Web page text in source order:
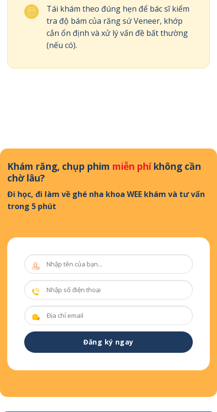
Tái khám theo đúng hẹn để bác sĩ kiểm
tra độ bám của răng sứ Veneer, khớp
cắn ổn định và xử lý vấn đề bất thường
(nếu có).
Khám răng, chụp phim miễn phíkhông cần
chờ lâu?
Đi học, đi làm về ghé nha khoa WEE khám và tư vấn
trong 5 phút